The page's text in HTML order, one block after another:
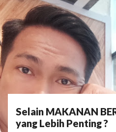
s
t
s
Selain MAKANAN
yang Lebih Penting ?